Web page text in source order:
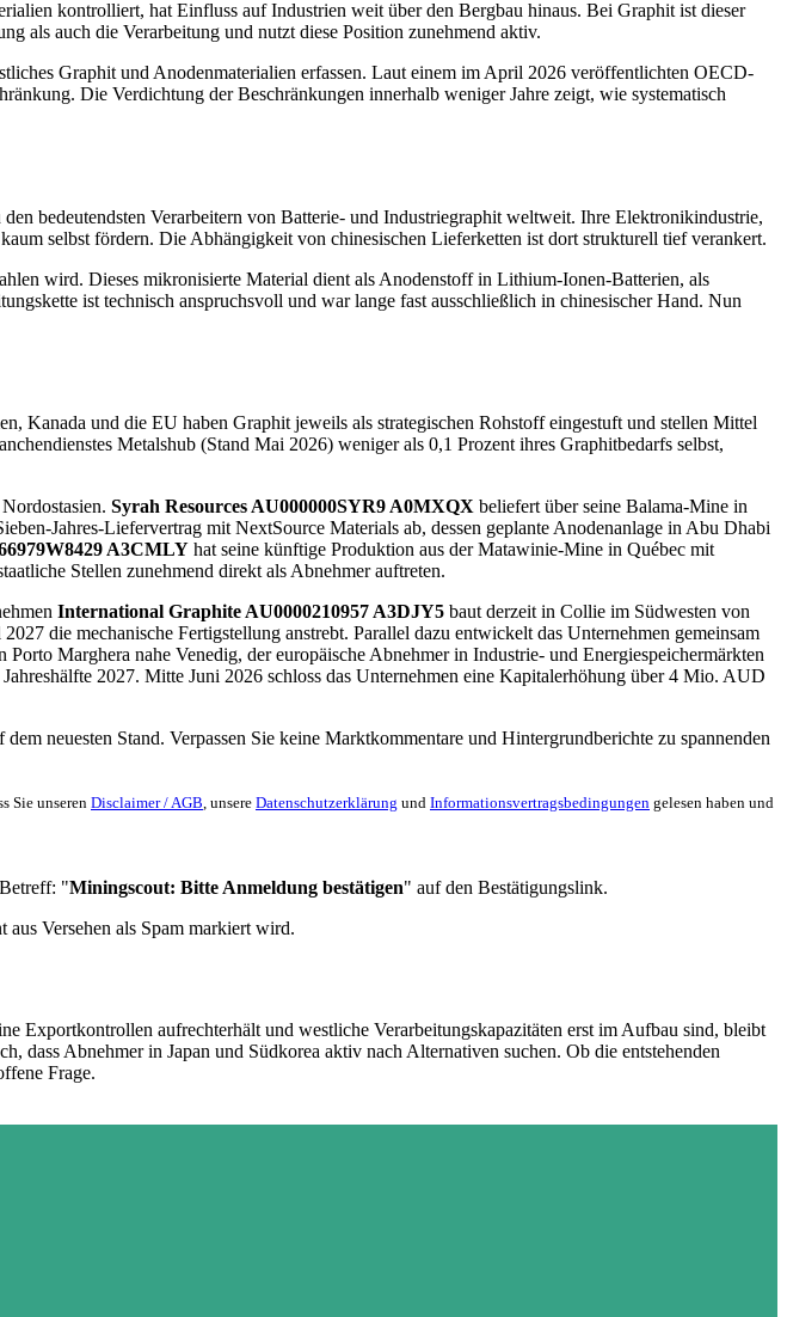
kontrolliert, hat Einfluss auf Industrien weit über den Bergbau hinaus. Bei Graphit ist dieser
als auch die Verarbeitung und nutzt diese Position zunehmend aktiv.
Graphit und Anodenmaterialien erfassen. Laut einem im April 2026 veröffentlichten OECD-
Die Verdichtung der Beschränkungen innerhalb weniger Jahre zeigt, wie systematisch
bedeutendsten Verarbeitern von Batterie- und Industriegraphit weltweit. Ihre Elektronikindustrie,
selbst fördern. Die Abhängigkeit von chinesischen Lieferketten ist dort strukturell tief verankert.
wird. Dieses mikronisierte Material dient als Anodenstoff in Lithium-Ionen-Batterien, als
ist technisch anspruchsvoll und war lange fast ausschließlich in chinesischer Hand. Nun
Kanada und die EU haben Graphit jeweils als strategischen Rohstoff eingestuft und stellen Mittel
Metalshub (Stand Mai 2026) weniger als 0,1 Prozent ihres Graphitbedarfs selbst,
Syrah ResourcesAU000000SYR9A0MXQX beliefert über seine Balama-Mine in
Jahres-Liefervertrag mit NextSource Materials ab, dessen geplante Anodenanlage in Abu Dhabi
A3CMLY hat seine künftige Produktion aus der Matawinie-Mine in Québec mit
Stellen zunehmend direkt als Abnehmer auftreten.
International GraphiteAU0000210957A3DJY5 baut derzeit in Collie im Südwesten von
die mechanische Fertigstellung anstrebt. Parallel dazu entwickelt das Unternehmen gemeinsam
Marghera nahe Venedig, der europäische Abnehmer in Industrie- und Energiespeichermärkten
2027. Mitte Juni 2026 schloss das Unternehmen eine Kapitalerhöhung über 4 Mio. AUD
neuesten Stand. Verpassen Sie keine Marktkommentare und Hintergrundberichte zu spannenden
Sie unseren Disclaimer / AGB, unsere Datenschutzerklärung und Informationsvertragsbedingungen gelesen haben und
"Miningscout: Bitte Anmeldung bestätigen" auf den Bestätigungslink.
Versehen als Spam markiert wird.
Exportkontrollen aufrechterhält und westliche Verarbeitungskapazitäten erst im Aufbau sind, bleibt
dass Abnehmer in Japan und Südkorea aktiv nach Alternativen suchen. Ob die entstehenden
Frage.